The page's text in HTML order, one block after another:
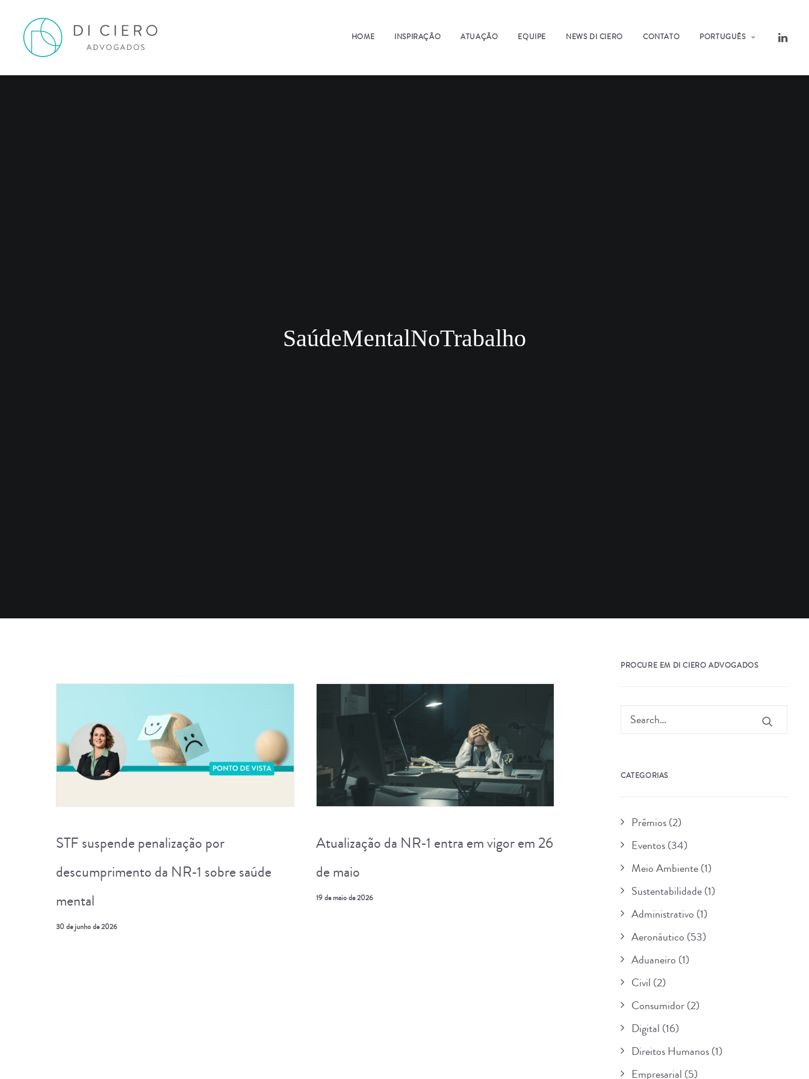
HOME INSPIRAÇÃO ATUAÇÃO EQUIPE NEWS DI CIERO CONTATO PORTUGUÊS
SaúdeMentalNoTrabalho
STF suspende penalização por
descumprimento da NR-1 sobre saúde
mental
30 de junho de 2026
Atualização da NR-1 entra em vigor em 26
de maio
19 de maio de 2026
PROCURE EM DI CIERO ADVOGADOS
CATEGORIAS
Prêmios(2)
Eventos(34)
Meio Ambiente(1)
Sustentabilidade(1)
Administrativo (1)
Aeronáutico (53)
Aduaneiro (1)
Civil (2)
Consumidor(2)
Digital (16)
Direitos Humanos(1)
Empresarial (5)